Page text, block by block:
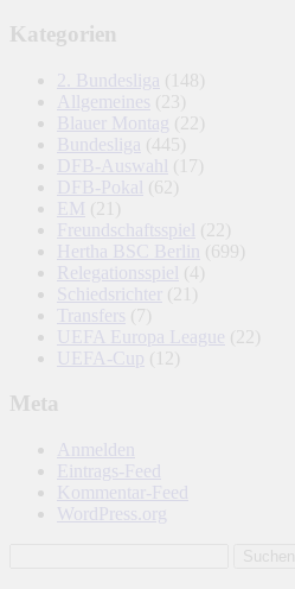
Kategorien
2. Bundesliga (148)
Allgemeines (23)
Blauer Montag (22)
Bundesliga (445)
DFB-Auswahl
(17)
DFB-Pokal (62)
EM (21)
Freundschaftsspiel (22)
Hertha BSC Berlin
(699)
Relegationsspiel (4)
Schiedsrichter
(21)
Transfers (7)
UEFA Europa League (22)
UEFA-Cup (12)
Meta
Anmelden
Eintrags-Feed
Kommentar-Feed
WordPress.org